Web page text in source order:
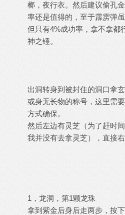
榔，夜行衣。然后建议偷孔
率还是值得的，至于霹雳弹
但只有4%成功率，拿不拿都
神之锤。
出洞转身到被封住的洞口拿
或身无长物的称号，这里需
方式确保。
然后左边有灵芝（为了赶时
我并没有去拿灵芝），直接右
1，龙洞，第1颗龙珠
拿到紫金后身后走两步，按